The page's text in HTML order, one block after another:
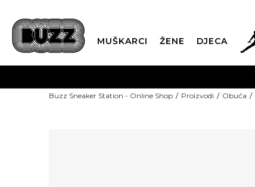
MUŠKARCI ŽENE DJECA
Buzz Sneaker Station - Online Shop Proizvodi Obuća